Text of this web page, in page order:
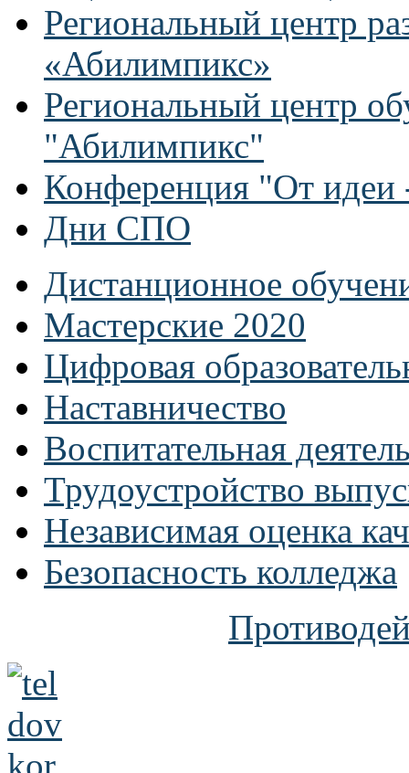
Региональный центр
«Абилимпикс»
Региональный центр
"Абилимпикс"
Конференция "От идеи
Дни СПО
Дистанционное
Мастерские 2020
Цифровая
Наставничество
Воспитательная
Трудоустройство
Независимая оценка
Безопасность колледжа